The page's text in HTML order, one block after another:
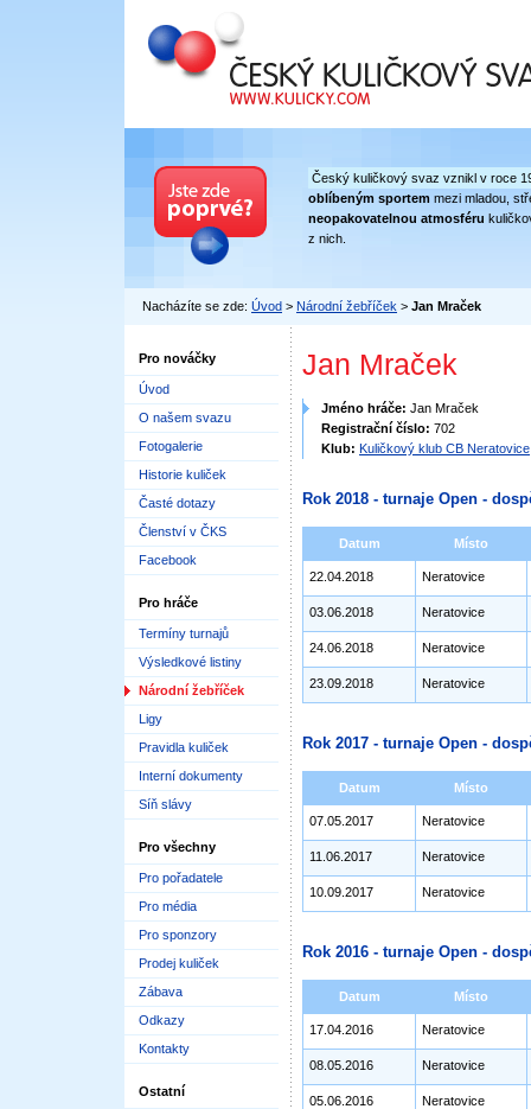
Český kuličkový svaz
Český kuličkový svaz vznikl v roce
oblíbeným sportem mezi mladou,
neopakovatelnou atmosféru
z nich.
Nacházíte se zde: Úvod > Národní žebříček > Jan Mraček
Pro nováčky
Úvod
O našem svazu
Fotogalerie
Historie kuliček
Časté dotazy
Členství v ČKS
Facebook
Pro hráče
Termíny turnajů
Výsledkové listiny
Národní žebříček
Ligy
Pravidla kuliček
Interní dokumenty
Síň slávy
Pro všechny
Pro pořadatele
Pro média
Pro sponzory
Prodej kuliček
Zábava
Odkazy
Kontakty
Ostatní
Jan Mraček
Jméno hráče: Jan Mraček
Registrační číslo: 702
Klub: Kuličkový klub CB Neratovice
Rok 2018 - turnaje Open -
Datum Místo
22.04.2018 Neratovice
03.06.2018 Neratovice
24.06.2018 Neratovice
23.09.2018 Neratovice
Rok 2017 - turnaje Open -
Datum Místo
07.05.2017 Neratovice
11.06.2017 Neratovice
10.09.2017 Neratovice
Rok 2016 - turnaje Open -
Datum Místo
17.04.2016 Neratovice
08.05.2016 Neratovice
05.06.2016 Neratovice